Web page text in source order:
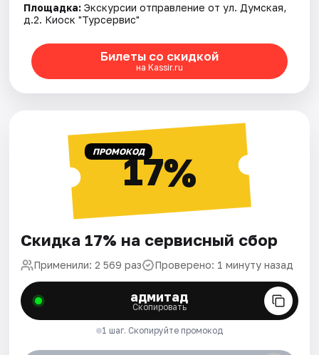
Площадка: Экскурсии отправление от ул. Думская,
д.2. Киоск "Турсервис"
Билеты со скидкой
на Kassir.ru
ПРОМОКОД17%
Скидка 17% на сервисный сбор
Применили: 2 569 раз Проверено: 1 минуту назад
адмитад
Скопировать
1 шаг. Скопируйте промокод